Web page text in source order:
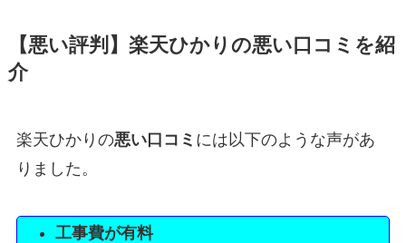
【悪い評判】楽天ひかりの悪い口コミを紹
介
楽天ひかりの悪い口コミ には以下のような声があ
りました。
工事費が有料